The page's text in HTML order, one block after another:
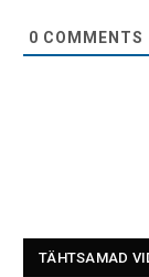
0 COMMENTS
TÄHTSAMAD